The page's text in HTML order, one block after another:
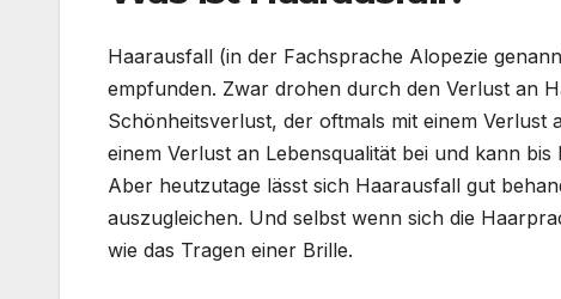
Haarausfall (in der Fachsprache Alopezie
empfunden. Zwar drohen durch den Verlust an
Schönheitsverlust, der oftmals mit einem
einem Verlust an Lebensqualität bei und kann
Aber heutzutage lässt sich Haarausfall gut
auszugleichen. Und selbst wenn sich die
wie das Tragen einer Brille.